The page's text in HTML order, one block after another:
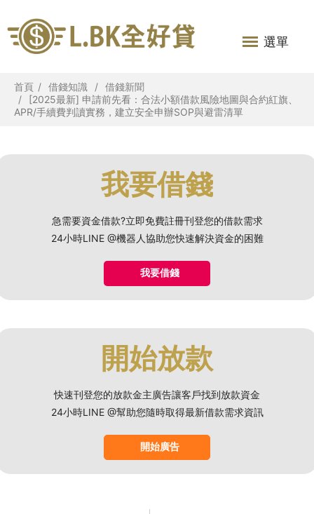
選單
首頁 借錢知識
借錢新聞
[2025最新] 申請前先看：合法小額借款風險地圖與合約紅旗、
APR/手續費判讀實務，建立安全申辦SOP與避雷清單
我要借錢
急需要資金借款?立即免費註冊刊登您的借款需求
24小時LINE @機器人協助您快速解決資金的困難
我要借錢
開始放款
快速刊登您的放款金主廣告讓客戶找到放款資金
24小時LINE @幫助您隨時取得最新借款需求資訊
開始廣告